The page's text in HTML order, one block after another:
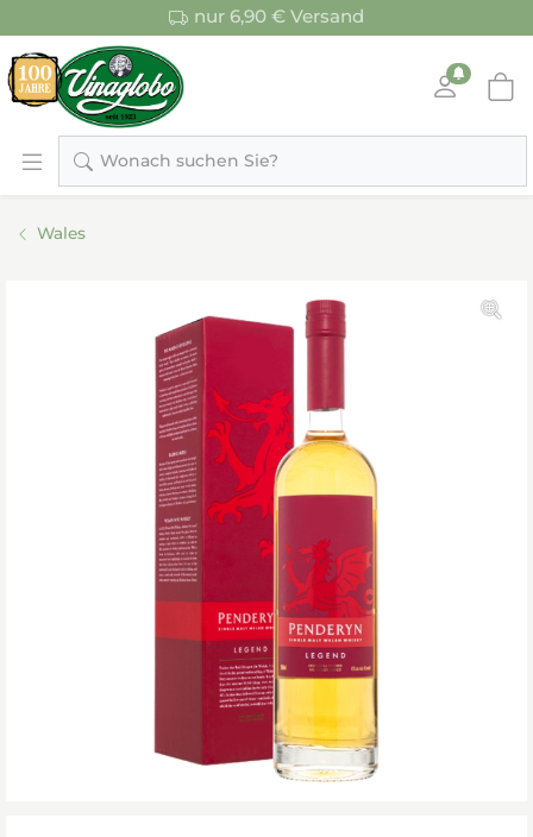
nur 6,90 € Versand
Wonach suchen Sie?
Wales